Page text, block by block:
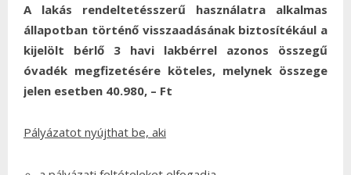
A lakás rendeltetésszerű használatra alkalmas
állapotban történő visszaadásának biztosítékául a
kijelölt bérlő 3 havi lakbérrel azonos összegű
óvadék megfizetésére köteles, melynek összege
jelen esetben 40.980, – Ft
Pályázatot nyújthat be, aki